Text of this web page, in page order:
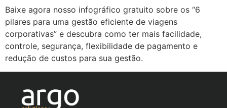
Baixe agora nosso infográfico gratuito sobre os “6
pilares para uma gestão eficiente de viagens
corporativas” e descubra como ter mais facilidade,
controle, segurança, flexibilidade de pagamento e
redução de custos para sua gestão.